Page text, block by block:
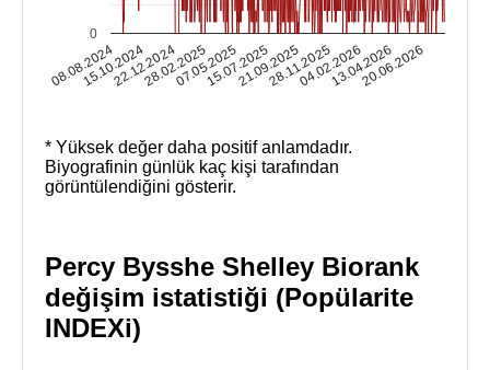
08.08.2024
15.10.202422.12.202428.02.202507.05.202515.07.202521.09.202528.11.202504.02.202613.04.2026
20.06.2026
0
* Yüksek değer daha positif anlamdadır.
Biyografinin günlük kaç kişi tarafından
görüntülendiğini gösterir.
Percy Bysshe Shelley Biorank
değişim istatistiği (Popülarite
INDEXi)